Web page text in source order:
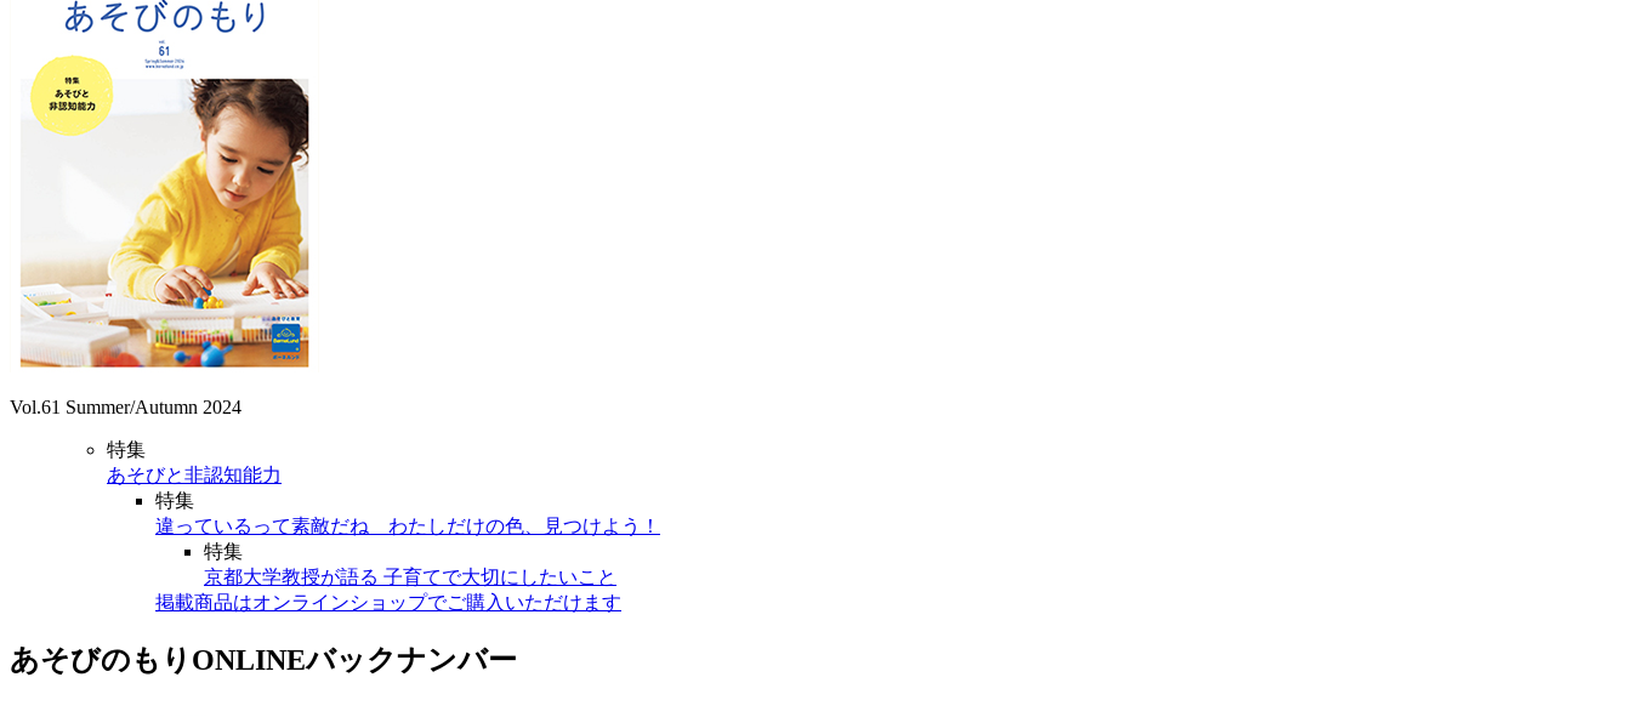
Vol.61 Summer/Autumn 2024
特集
あそびと非認知能力
特集
違っているって素敵だね わたしだけの色、見つけよう！
特集
京都大学教授が語る 子育てで大切にしたいこと
掲載商品はオンラインショップでご購入いただけます
あそびのもりONLINEバックナンバー